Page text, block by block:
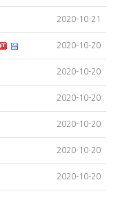
2020-10-21
2020-10-20
2020-10-20
2020-10-20
2020-10-20
2020-10-20
2020-10-20